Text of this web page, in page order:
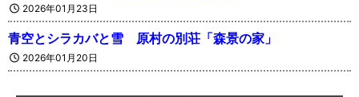
2026年01月23日
青空とシラカバと雪 原村の別荘「森景の家」
2026年01月20日